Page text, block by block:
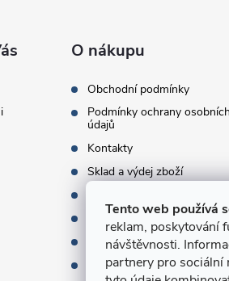
Tento web používá
reklam, poskytování
návštěvnosti.
partnery pro sociální
O nákupu
Obchodní podmínky
Podmínky ochrany osobních
údajů
Kontakty
Sklad a výdej zboží
Termíny dodání
Doprava a platba
Dárky k objednávce